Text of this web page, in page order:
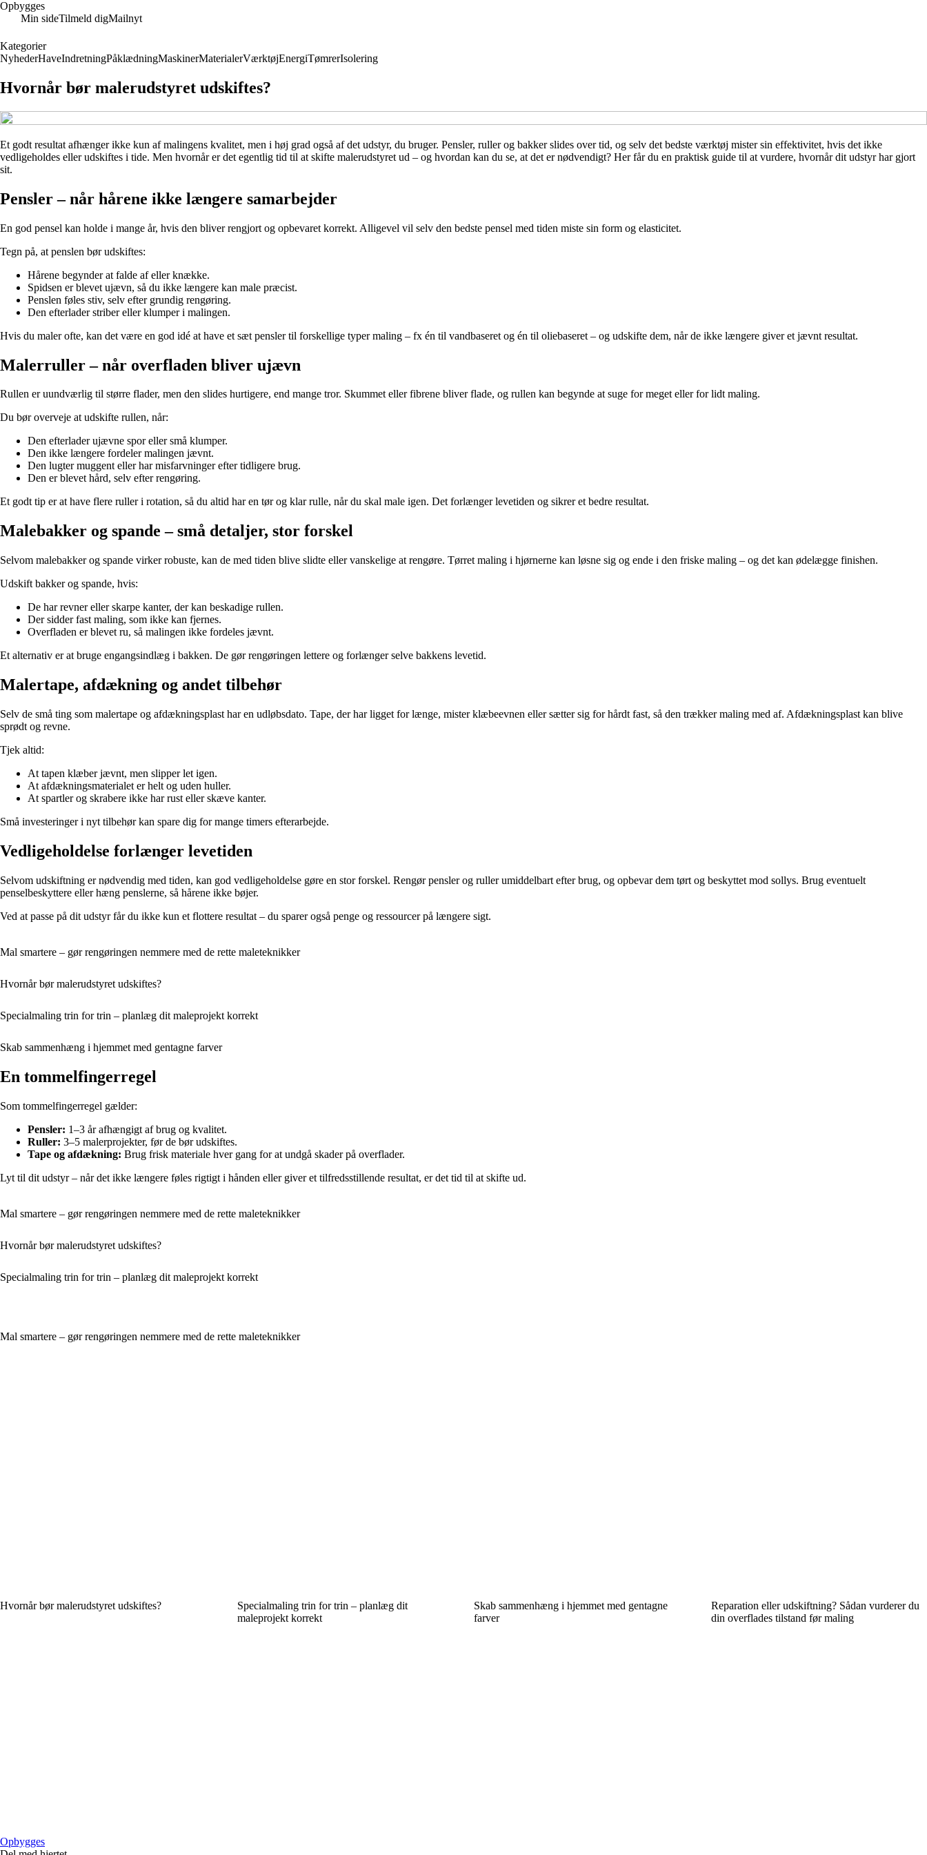
Opbygges
Min sideTilmeld digMailnyt
Kategorier
NyhederHaveIndretningPåklædningMaskinerMaterialerVærktøjEnergiTømrerIsolering
Hvornår bør malerudstyret udskiftes?
Et godt resultat afhænger ikke kun af malingens kvalitet, men i høj grad også af det udstyr, du bruger. Pensler, ruller og bakker slides over tid, og selv det bedste værktøj mister sin effektivitet, hvis det ikke
vedligeholdes eller udskiftes i tide. Men hvornår er det egentlig tid til at skifte malerudstyret ud – og hvordan kan du se, at det er nødvendigt? Her får du en praktisk guide til at vurdere, hvornår dit udstyr har gjort
sit.
Pensler – når hårene ikke længere samarbejder
En god pensel kan holde i mange år, hvis den bliver rengjort og opbevaret korrekt. Alligevel vil selv den bedste pensel med tiden miste sin form og elasticitet.
Tegn på, at penslen bør udskiftes:
Hårene begynder at falde af eller knække.
Spidsen er blevet ujævn, så du ikke længere kan male præcist.
Penslen føles stiv, selv efter grundig rengøring.
Den efterlader striber eller klumper i malingen.
Hvis du maler ofte, kan det være en god idé at have et sæt pensler til forskellige typer maling – fx én til vandbaseret og én til oliebaseret – og udskifte dem, når de ikke længere giver et jævnt resultat.
Malerruller – når overfladen bliver ujævn
Rullen er uundværlig til større flader, men den slides hurtigere, end mange tror. Skummet eller fibrene bliver flade, og rullen kan begynde at suge for meget eller for lidt maling.
Du bør overveje at udskifte rullen, når:
Den efterlader ujævne spor eller små klumper.
Den ikke længere fordeler malingen jævnt.
Den lugter muggent eller har misfarvninger efter tidligere brug.
Den er blevet hård, selv efter rengøring.
Et godt tip er at have flere ruller i rotation, så du altid har en tør og klar rulle, når du skal male igen. Det forlænger levetiden og sikrer et bedre resultat.
Malebakker og spande – små detaljer, stor forskel
Selvom malebakker og spande virker robuste, kan de med tiden blive slidte eller vanskelige at rengøre. Tørret maling i hjørnerne kan løsne sig og ende i den friske maling – og det kan ødelægge finishen.
Udskift bakker og spande, hvis:
De har revner eller skarpe kanter, der kan beskadige rullen.
Der sidder fast maling, som ikke kan fjernes.
Overfladen er blevet ru, så malingen ikke fordeles jævnt.
Et alternativ er at bruge engangsindlæg i bakken. De gør rengøringen lettere og forlænger selve bakkens levetid.
Malertape, afdækning og andet tilbehør
Selv de små ting som malertape og afdækningsplast har en udløbsdato. Tape, der har ligget for længe, mister klæbeevnen eller sætter sig for hårdt fast, så den trækker maling med af. Afdækningsplast kan blive
sprødt og revne.
Tjek altid:
At tapen klæber jævnt, men slipper let igen.
At afdækningsmaterialet er helt og uden huller.
At spartler og skrabere ikke har rust eller skæve kanter.
Små investeringer i nyt tilbehør kan spare dig for mange timers efterarbejde.
Vedligeholdelse forlænger levetiden
Selvom udskiftning er nødvendig med tiden, kan god vedligeholdelse gøre en stor forskel. Rengør pensler og ruller umiddelbart efter brug, og opbevar dem tørt og beskyttet mod sollys. Brug eventuelt
penselbeskyttere eller hæng penslerne, så hårene ikke bøjer.
Ved at passe på dit udstyr får du ikke kun et flottere resultat – du sparer også penge og ressourcer på længere sigt.
Mal smartere – gør rengøringen nemmere med de rette maleteknikker
Hvornår bør malerudstyret udskiftes?
Specialmaling trin for trin – planlæg dit maleprojekt korrekt
Skab sammenhæng i hjemmet med gentagne farver
En tommelfingerregel
Som tommelfingerregel gælder:
Pensler: 1–3 år afhængigt af brug og kvalitet.
Ruller: 3–5 malerprojekter, før de bør udskiftes.
Tape og afdækning: Brug frisk materiale hver gang for at undgå skader på overflader.
Lyt til dit udstyr – når det ikke længere føles rigtigt i hånden eller giver et tilfredsstillende resultat, er det tid til at skifte ud.
Mal smartere – gør rengøringen nemmere med de rette maleteknikker
Hvornår bør malerudstyret udskiftes?
Specialmaling trin for trin – planlæg dit maleprojekt korrekt
Mal smartere – gør rengøringen nemmere med de rette maleteknikker
Hvornår bør malerudstyret udskiftes?
Specialmaling trin for trin – planlæg dit
maleprojekt korrekt
Skab sammenhæng i hjemmet med gentagne
farver
Reparation eller udskiftning? Sådan vurderer du
din overflades tilstand før maling
Opbygges